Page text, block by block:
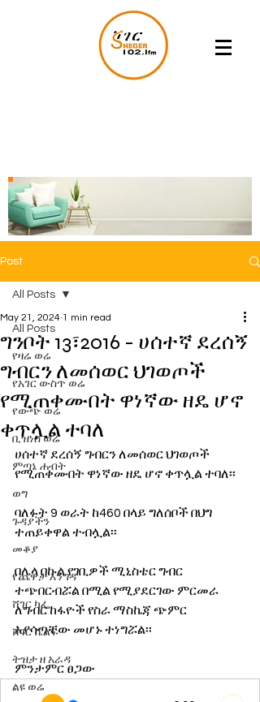
Post
All Posts
የዛሬ ወሬ
የአገር ውስጥ ወሬ
የውጭ ወሬ
ቢዝነስ ወሬ
ምጣኔ ሐብት
ወግ
ጉዳያችን
መቆያ
የጨዋታ እንግዳ
ሸገር ካፌ
ሸገር ሼልፍ
ትዝታ ዘ አራዳ
ልዩ ወሬ
All Posts
ግንቦት 13፣2016 - ሀሰተኛ ደረሰኝ
ግብርን ለመሰወር ህገወጦች
የሚጠቀሙበት ዋነኛው ዘዴ ሆኖ
ቀጥሏል ተባለ
May 21, 2024 1 min read
ሀሰተኛ ደረሰኝ ግብርን ለመሰወር ህገወጦች
የሚጠቀሙበት ዋነኛው ዘዴ ሆኖ ቀጥሏል ተባለ፡፡
ባለፉት 9 ወራት ከ460 በላይ ግለሰቦች በህግ
ተጠይቀዋል ተብሏል፡፡
በሌላ በኩል የገቢዎች ሚኒስቴር ግብር
ተጭበርብሯል በሚል የሚያደርገው ምርመራ
ለግብር ከፋዮች የስራ ማስኬጃ ጭምር
እያሳጣቸው መሆኑ ተነግሯል፡፡
ምንታምር ፀጋው